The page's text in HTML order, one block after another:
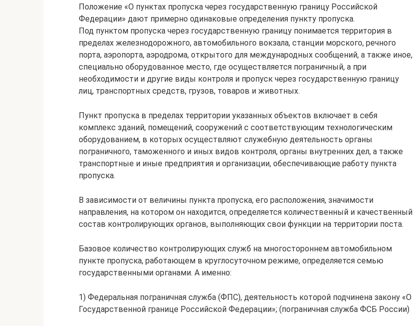
Положение «О пунктах пропуска через государственную границу Российской
Федерации» дают примерно одинаковые определения пункту пропуска.
Под пунктом пропуска через государственную границу понимается территория в
пределах железнодорожного, автомобильного вокзала, станции морского, речного
порта, аэропорта, аэродрома, открытого для международных сообщений, а также иное,
специально оборудованное место, где осуществляется пограничный, а при
необходимости и другие виды контроля и пропуск через государственную границу
лиц, транспортных средств, грузов, товаров и животных.
Пункт пропуска в пределах территории указанных объектов включает в себя
комплекс зданий, помещений, сооружений с соответствующим технологическим
оборудованием, в которых осуществляют служебную деятельность органы
пограничного, таможенного и иных видов контроля, органы внутренних дел, а также
транспортные и иные предприятия и организации, обеспечивающие работу пункта
пропуска.
В зависимости от величины пункта пропуска, его расположения, значимости
направления, на котором он находится, определяется количественный и качественный
состав контролирующих органов, выполняющих свои функции на территории поста.
Базовое количество контролирующих служб на многостороннем автомобильном
пункте пропуска, работающем в круглосуточном режиме, определяется семью
государственными органами. А именно:
1) Федеральная пограничная служба (ФПС), деятельность которой подчинена закону «О
Государственной границе Российской Федерации»; (пограничная служба ФСБ России)